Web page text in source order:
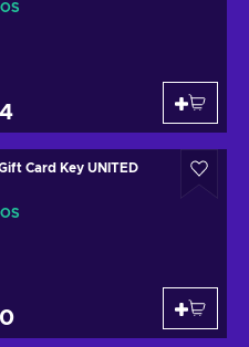
Card Key UNITED